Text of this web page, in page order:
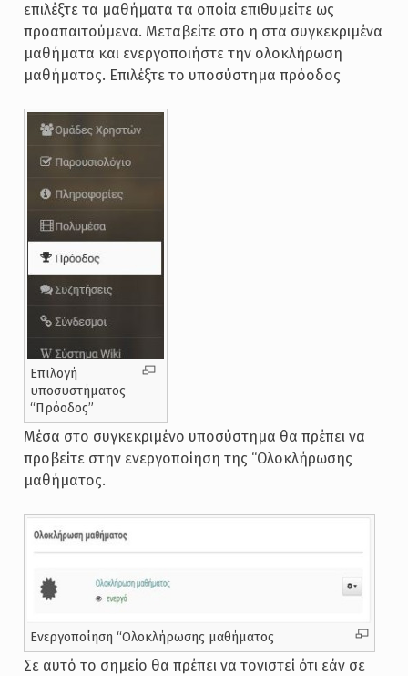
επιλέξτε τα μαθήματα τα οποία επιθυμείτε ως
προαπαιτούμενα. Μεταβείτε στο η στα συγκεκριμένα
μαθήματα και ενεργοποιήστε την ολοκλήρωση
μαθήματος. Επιλέξτε το υποσύστημα πρόοδος
Επιλογή
υποσυστήματος
“Πρόοδος”
Μέσα στο συγκεκριμένο υποσύστημα θα πρέπει να
προβείτε στην ενεργοποίηση της “Ολοκλήρωσης
μαθήματος.
Ενεργοποίηση “Ολοκλήρωσης μαθήματος
Σε αυτό το σημείο θα πρέπει να τονιστεί ότι εάν σε